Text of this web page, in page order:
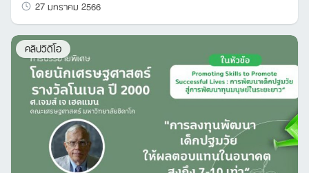
27 มกราคม 2566
คลิปวิดีโอ